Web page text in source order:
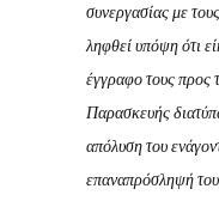
συνεργασίας με
ληφθεί υπόψη ότι
έγγραφο τους
Παρασκευής
απόλυση του
επαναπρόσληψή